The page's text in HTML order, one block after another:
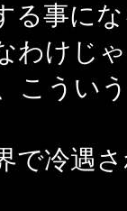
る事に
わけじ
こうい
で冷遇